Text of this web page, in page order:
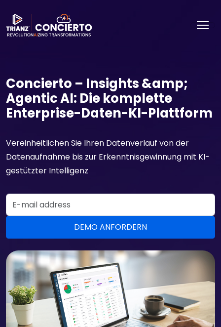
Concierto – Insights &amp;
Agentic AI: Die komplette
Enterprise-Daten-KI-Plattform
Vereinheitlichen Sie Ihren Datenverlauf von der
Datenaufnahme bis zur Erkenntnisgewinnung mit KI-
gestützter Intelligenz
DEMO ANFORDERN
Email Address